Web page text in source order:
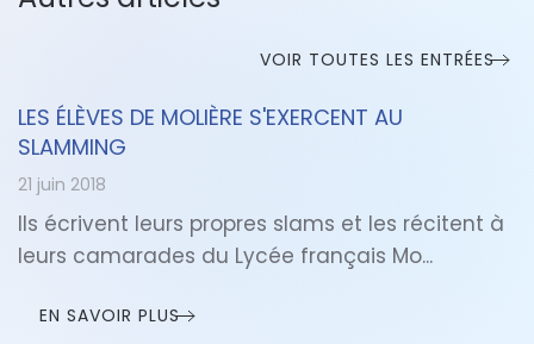
VOIR TOUTES LES ENTRÉES
LES ÉLÈVES DE MOLIÈRE S'EXERCENT AU
SLAMMING
21 juin 2018
Ils écrivent leurs propres slams et les récitent à
leurs camarades du Lycée français Mo...
EN SAVOIR PLUS